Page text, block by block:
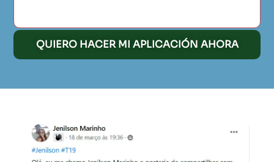
QUIERO HACER MI APLICACIÓN AHORA